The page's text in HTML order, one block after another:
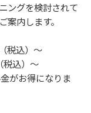
ングを検討されて
内します。
税込）〜
税込）〜
がお得になりま